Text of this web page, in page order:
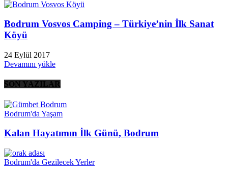
Bodrum Vosvos Camping – Türkiye’nin İlk Sanat
Köyü
24 Eylül 2017
Devamını yükle
SON YAZILAR
Bodrum'da Yaşam
Kalan Hayatımın İlk Günü, Bodrum
Bodrum'da Gezilecek Yerler